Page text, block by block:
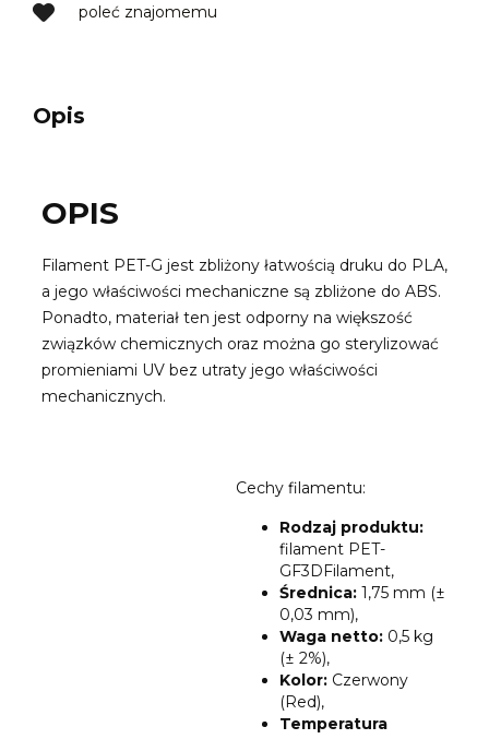
poleć znajomemu
Opis
OPIS
Filament PET-G jest zbliżony łatwością druku do PLA,
a jego właściwości mechaniczne są zbliżone do ABS.
Ponadto, materiał ten jest odporny na większość
związków chemicznych oraz można go sterylizować
promieniami UV bez utraty jego właściwości
mechanicznych.
Cechy filamentu:
Rodzaj produktu:
filament PET-
GF3DFilament,
Średnica: 1,75 mm (±
0,03 mm),
Waga netto: 0,5 kg
(± 2%),
Kolor: Czerwony
(Red),
Temperatura